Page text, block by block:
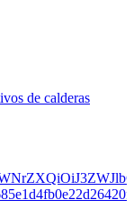
de calderas